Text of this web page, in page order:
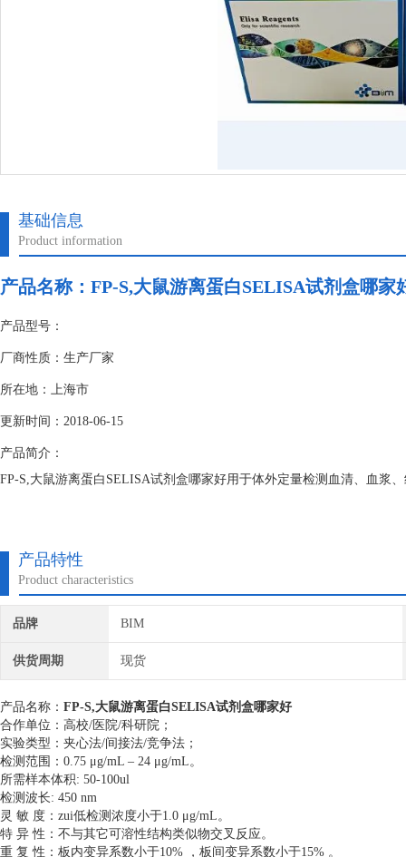
基础信息
Product information
产品名称： FP-S,大鼠游离蛋白SELISA试剂盒哪家
产品型号：
厂商性质：生产厂家
所在地：上海市
更新时间：2018-06-15
产品简介：
FP-S,大鼠游离蛋白SELISA试剂盒哪家好用于体外定量检测血清、血浆
产品特性
Product characteristics
品牌 BIM
供货周期 现货
产品名称： FP-S,大鼠游离蛋白SELISA试剂盒哪家好
合作单位：高校/医院/科研院；
实验类型：夹心法/间接法/竞争法；
检测范围： 0.75 μg/mL – 24 μg/mL。
所需样本体积: 50-100ul
检测波长: 450 nm
灵 敏 度：zui低检测浓度小于1.0 μg/mL。
特 异 性：不与其它可溶性结构类似物交叉反应。
重 复 性：板内变异系数小于10% ，板间变异系数小于15% 。